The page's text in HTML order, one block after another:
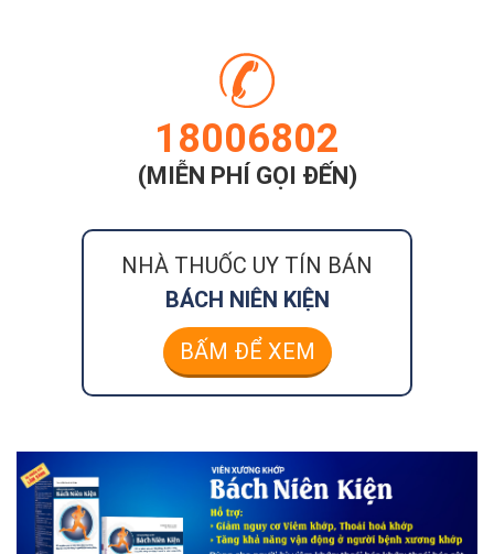
18006802
(MIỄN PHÍ GỌI ĐẾN)
NHÀ THUỐC UY TÍN BÁN
BÁCH NIÊN KIỆN
BẤM ĐỂ XEM